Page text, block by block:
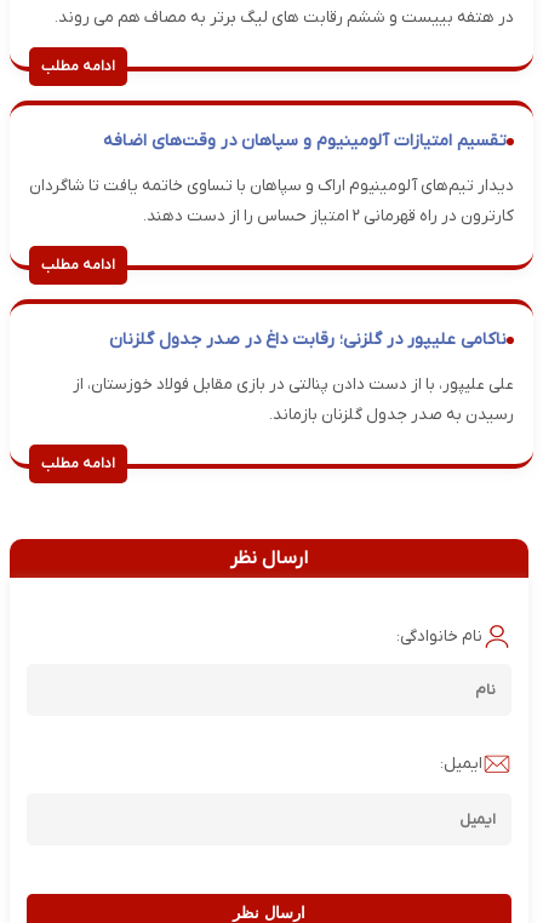
در هتفه بییست و ششم رقابت های لیگ برتر به مصاف هم می روند.
ادامه مطلب
تقسیم امتیازات آلومینیوم و سپاهان در وقت‌های اضافه
دیدار تیم‌های آلومینیوم اراک و سپاهان با تساوی خاتمه یافت تا شاگردان
کارترون در راه قهرمانی ۲ امتیاز حساس را از دست دهند.
ادامه مطلب
ناکامی علیپور در گلزنی؛ رقابت داغ در صدر جدول گلزنان
علی علیپور، با از دست دادن پنالتی در بازی مقابل فولاد خوزستان، از
رسیدن به صدر جدول گلزنان بازماند.
ادامه مطلب
ارسال نظر
نام خانوادگی:
ایمیل:
ارسال نظر